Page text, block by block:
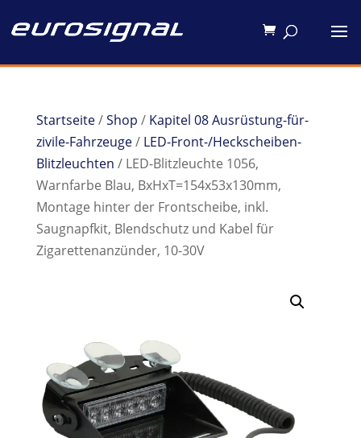
Startseite/Shop / Kapitel 08 Ausrüstung-für-
zivile-Fahrzeuge/ LED-Front-/Heckscheiben-
Blitzleuchten / LED-Blitzleuchte 1056,
Warnfarbe Blau, BxHxT=154x53x130mm,
Montage hinter der Frontscheibe, inkl.
Saugnapfkit, Blendschutz und Kabel für
Zigarettenanzünder, 10-30V